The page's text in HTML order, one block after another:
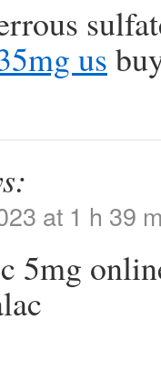
us
at 1 h 39
5mg